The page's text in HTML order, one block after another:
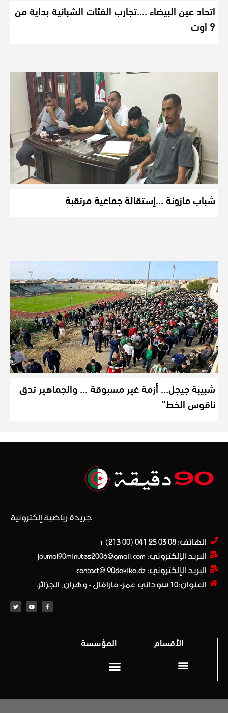
اتحاد عين البيضاء ….تجارب الفئات الشبانية بداية من
9 اوت
شباب مازونة …إستقالة جماعية مرتقبة
شبيبة جيجل… أزمة غير مسبوقة … والجماهير تدق
ناقوس الخط”
جريدة رياضية إلكترونية
الهاتف: 08 03 25 041 (00 213) +​
البريد الإلكتروني: journal90minutes2006@gmail.com
البريد الإلكتروني: contact@ 90dakika.dz
العنوان:10 سوداني عمر- مارافال - وهران, الجزائر.
الأقسام المؤسسة